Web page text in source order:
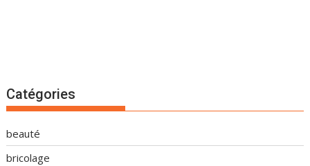
Catégories
beauté
bricolage